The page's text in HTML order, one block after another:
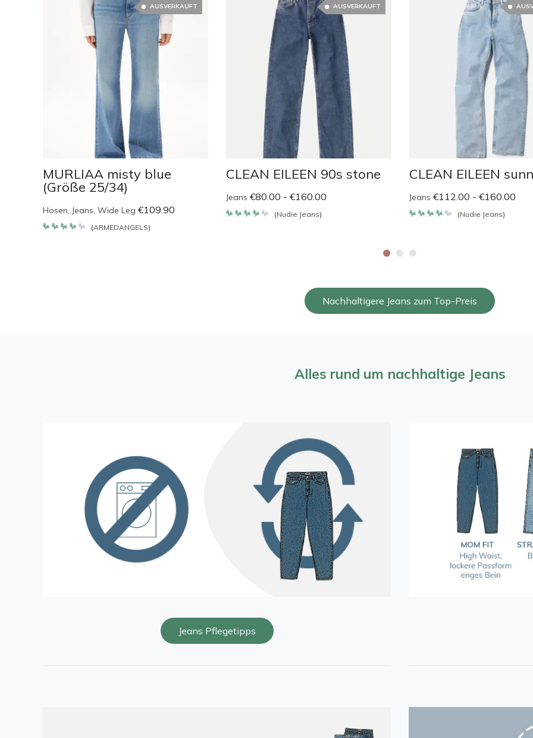
AUSVERKAUFT
MURLIAA misty blue
(Größe 25/34)
Hosen, Jeans, Wide Leg €109.90
(ARMEDANGELS)
AUSVERKAUFT
CLEAN EILEEN 90s stone
Jeans €80.00 - €160.00
(Nudie Jeans)
CLEAN EILEEN
Jeans €112.00 - €160.00
(Nudie Jeans)
Nachhaltigere Jeans zum Top-Preis
Alles rund um nachhaltige Jeans
Jeans Pflegetipps